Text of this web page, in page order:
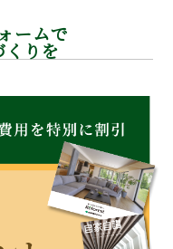
ームで
りを